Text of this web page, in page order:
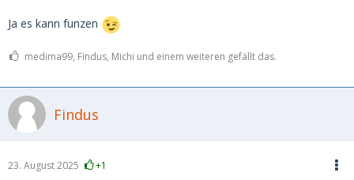
Ja es kann funzen
medima99, Findus, Michi und einem weiteren gefällt das.
Findus
23. August 2025 +1